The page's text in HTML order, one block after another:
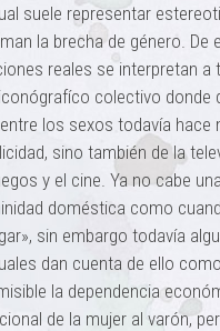
suele representar
la brecha de género. De
reales se interpretan a
colectivo donde
los sexos todavía hace
sino también de la
y el cine. Ya no cabe
doméstica como
sin embargo todavía
dan cuenta de ello
la dependencia
de la mujer al varón,